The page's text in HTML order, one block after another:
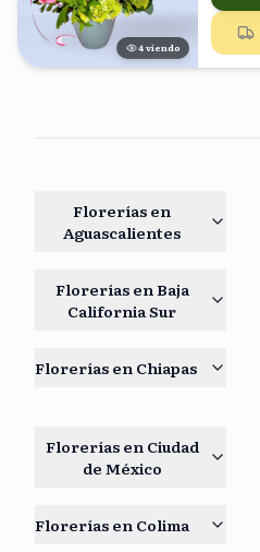
4 viendo
Florerías en
Aguascalientes
Florerías enBaja
California Sur
Florerías en Chiapas
Florerías en Ciudad
de México
Florerías en Colima